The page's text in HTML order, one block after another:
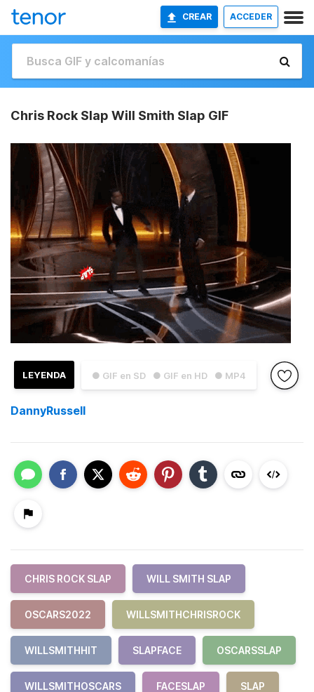
CREAR ACCEDER
Chris Rock Slap Will Smith Slap GIF
● GIF en SD ● GIF en HD ● MP4
LEYENDA
DannyRussell
CHRIS ROCK SLAP WILL SMITH SLAP
OSCARS2022 WILLSMITHCHRISROCK
WILLSMITHHIT SLAPFACE OSCARSSLAP
WILLSMITHOSCARS FACESLAP SLAP